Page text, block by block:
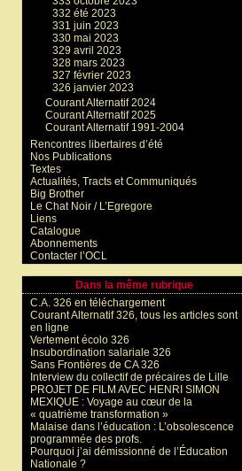
332 été 2023
331 juin 2023
330 mai 2023
329 avril 2023
328 mars 2023
327 février 2023
326 janvier 2023
Courant Alternatif 2024
Courant Alternatif 2025
Courant Alternatif 1991-2004
Rencontres libertaires d’été
Nos Publications
Textes
Actualités, Tracts et Communiqués
Big Brother
Le Chat Noir / L’Egregore
Liens
Catalogue
Abonnements
Contacter l’OCL
Dans la même rubrique
C.A. 326 en téléchargement
Courant Alternatif 326, tous les articles sont
en ligne
Vertement écolo 326
Insubordination salariale 326
Sans Frontières de CA 326
Interview du collectif de précaires de Lille
PROJET DE FILM AVEC HENRI SIMON
MEXIQUE : Voyage au cœur de la
« quatrième transformation »
Malaise dans l’éducation : L’obsolescence
programmée des profs.
Pourquoi j’ai démissionné de l’Éducation
Nationale ?